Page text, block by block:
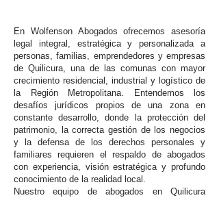
En Wolfenson Abogados ofrecemos asesoría
legal integral, estratégica y personalizada a
personas, familias, emprendedores y empresas
de Quilicura, una de las comunas con mayor
crecimiento residencial, industrial y logístico de
la Región Metropolitana. Entendemos los
desafíos jurídicos propios de una zona en
constante desarrollo, donde la protección del
patrimonio, la correcta gestión de los negocios
y la defensa de los derechos personales y
familiares requieren el respaldo de abogados
con experiencia, visión estratégica y profundo
conocimiento de la realidad local.
Nuestro equipo de abogados en Quilicura